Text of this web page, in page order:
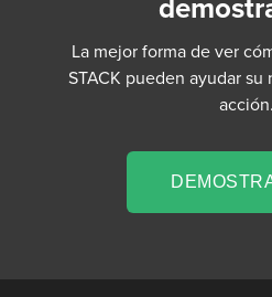
La mejor forma de ver
STACK pueden ayudar
acción.